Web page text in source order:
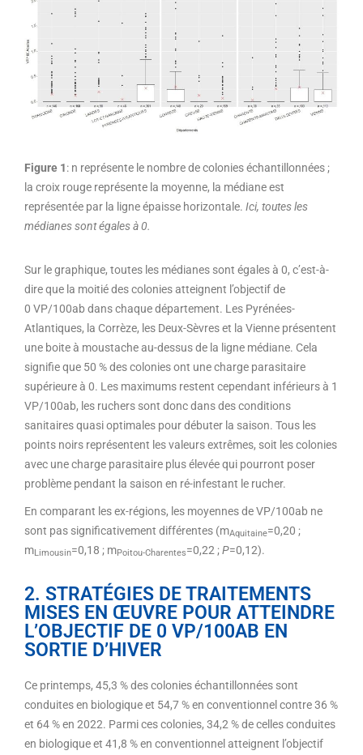
Figure 1: n représente le nombre de colonies échantillonnées ;
la croix rouge représente la moyenne, la médiane est
représentée par la ligne épaisse horizontale. Ici, toutes les
médianes sont égales à 0.
Sur le graphique, toutes les médianes sont égales à 0, c’est-à-
dire que la moitié des colonies atteignent l’objectif de
0 VP/100ab dans chaque département. Les Pyrénées-
Atlantiques, la Corrèze, les Deux-Sèvres et la Vienne présentent
une boite à moustache au-dessus de la ligne médiane. Cela
signifie que 50 % des colonies ont une charge parasitaire
supérieure à 0. Les maximums restent cependant inférieurs à 1
VP/100ab, les ruchers sont donc dans des conditions
sanitaires quasi optimales pour débuter la saison. Tous les
points noirs représentent les valeurs extrêmes, soit les colonies
avec une charge parasitaire plus élevée qui pourront poser
problème pendant la saison en ré-infestant le rucher.
En comparant les ex-régions, les moyennes de VP/100ab ne
sont pas significativement différentes (mAquitaine=0,20 ;
mLimousin=0,18 ; mPoitou-Charentes=0,22 ;P=0,12).
2. STRATÉGIES DE TRAITEMENTS
MISES EN ŒUVRE POUR ATTEINDRE
L’OBJECTIF DE 0 VP/100AB EN
SORTIE D’HIVER
Ce printemps, 45,3 % des colonies échantillonnées sont
conduites en biologique et 54,7 % en conventionnel contre 36 %
et 64 % en 2022. Parmi ces colonies, 34,2 % de celles conduites
en biologique et 41,8 % en conventionnel atteignent l’objectif